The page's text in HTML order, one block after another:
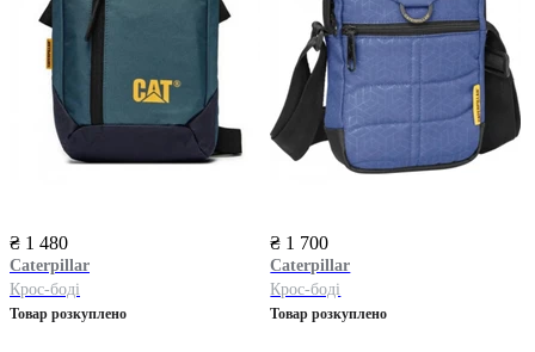
₴ 1 480
Caterpillar
Крос-боді
Товар розкуплено
₴ 1 700
Caterpillar
Крос-боді
Товар розкуплено